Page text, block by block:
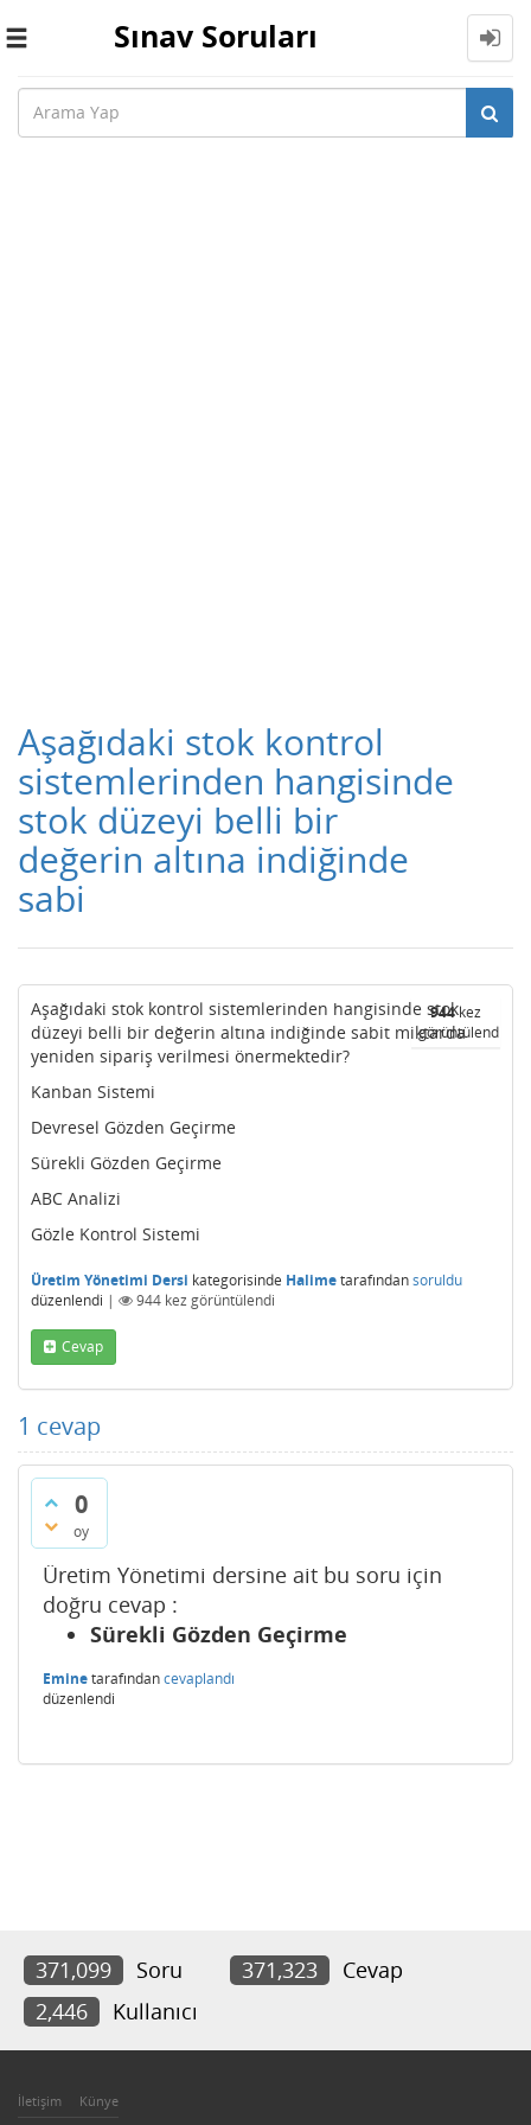
Toggle
Sınav Soruları
Aşağıdaki stok kontrol
sistemlerinden hangisinde
stok düzeyi belli bir
değerin altına indiğinde
sabi
944kez
görüntülendi
Aşağıdaki stok kontrol sistemlerinden hangisinde stok
düzeyi belli bir değerin altına indiğinde sabit miktarda
yeniden sipariş verilmesi önermektedir?
Kanban Sistemi
Devresel Gözden Geçirme
Sürekli Gözden Geçirme
ABC Analizi
Gözle Kontrol Sistemi
Üretim Yönetimi Dersi kategorisinde Halimetarafındansoruldu
düzenlendi | 944 kez görüntülendi
Cevap
1 cevap
0
oy
Üretim Yönetimi dersine ait bu soru için
doğru cevap :
Sürekli Gözden Geçirme
Eminetarafındancevaplandı
düzenlendi
371,099 Soru 371,323
Cevap
2,446
Kullanıcı
İletişim Künye